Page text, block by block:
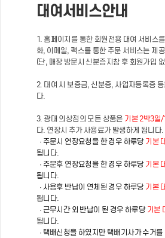
대여서비스안내
1. 홈페이지를 통한 회원전용 대여 서비스
화, 이메일, 팩스를 통한 주문 서비스는 제
(단, 매장 방문시 신분증지참 후 회원가입
2. 대여 시 보증금, 신분증, 사업자등록증
다.
3. 광대 의상점의 모든 상품은 기본 2박3일
다. 연장시 추가 사용료가 발생하게 됩니다.
· 주문시 연장요청을 한 경우 하루당 기본
됩니다.
· 주문후 연장요청을 한 경우 하루당 기본
됩니다.
· 사용후 반납이 연체된 경우 하루당 기본
됩니다.
· 근무시간 외 반납이 된 경우 하루당 기본
됩니다.
· 택배신청을 하였지만 택배기사가 수거를